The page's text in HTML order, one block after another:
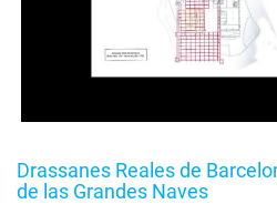
Drassanes Reales de
de las Grandes Naves